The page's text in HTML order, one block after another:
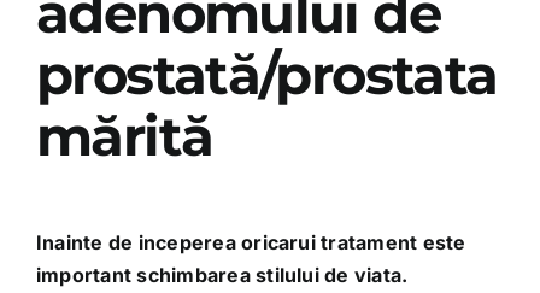
prostată/prostata
mărită
Inainte de inceperea oricarui tratament este
important schimbarea stilului de viata.